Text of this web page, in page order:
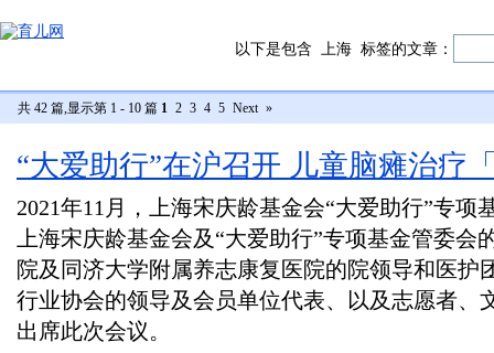
以下是包含 上海 标签的文章：
共 42 篇,显示第 1 - 10 篇 1 2 3 4 5 Next »
“大爱助行​”在沪召开 儿童脑瘫治疗
2021年11月，上海宋庆龄基金会“大爱助行”专项
上海宋庆龄基金会及“大爱助行”专项基金管委会
院及同济大学附属养志康复医院的院领导和医护
行业协会的领导及会员单位代表、以及志愿者、
出席此次会议。